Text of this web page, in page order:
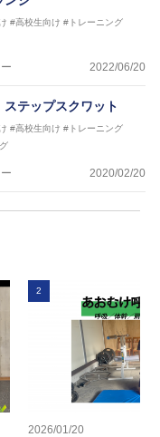
#高校生向け #トレーニング
2022/06/20
ステップスクワット
#高校生向け #トレーニング
2020/02/20
2
2026/01/20